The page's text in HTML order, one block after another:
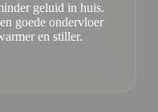
geluid in huis.
goede ondervloer
en stiller.